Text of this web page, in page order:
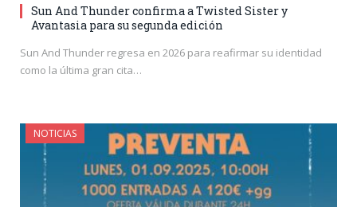
Sun And Thunder confirma a Twisted Sister y
Avantasia para su segunda edición
Sun And Thunder regresa en 2026 para reafirmar su identidad
como la última gran cita…
NOTICIAS